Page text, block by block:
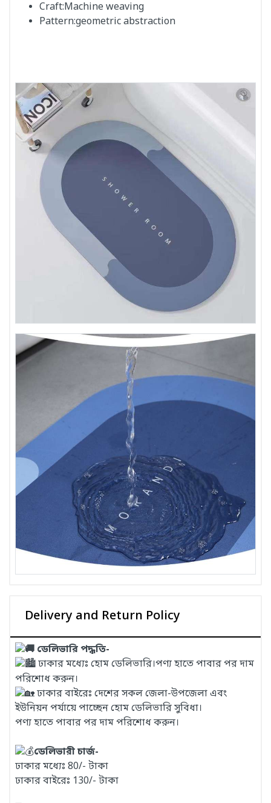
Craft:Machine weaving
Pattern:geometric abstraction
Delivery and Return Policy
ডেলিভারি পদ্ধতি-
ঢাকার মধ্যেঃ হোম ডেলিভারি।পণ্য হাতে পাবার পর দাম
পরিশোধ করুন।
ঢাকার বাইরেঃ দেশের সকল জেলা-উপজেলা এবং
ইউনিয়ন পর্যায়ে পাচ্ছেন হোম ডেলিভারি সুবিধা।
পণ্য হাতে পাবার পর দাম পরিশোধ করুন।
ডেলিভারী চার্জ-
ঢাকার মধ্যেঃ 80/- টাকা
ঢাকার বাইরেঃ 130/- টাকা